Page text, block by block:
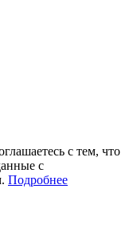
с тем, что
с
Подробнее